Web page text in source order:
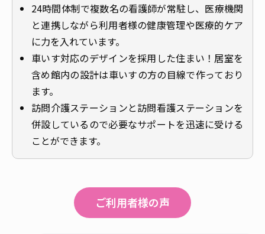
24時間体制で複数名の看護師が常駐し、医療機関
と連携しながら利用者様の健康管理や医療的ケア
に力を入れています。
車いす対応のデザインを採用した住まい！居室を
含め館内の設計は車いすの方の目線で作っており
ます。
訪問介護ステーションと訪問看護ステーションを
併設しているので必要なサポートを迅速に受ける
ことができます。
ご利用者様の声